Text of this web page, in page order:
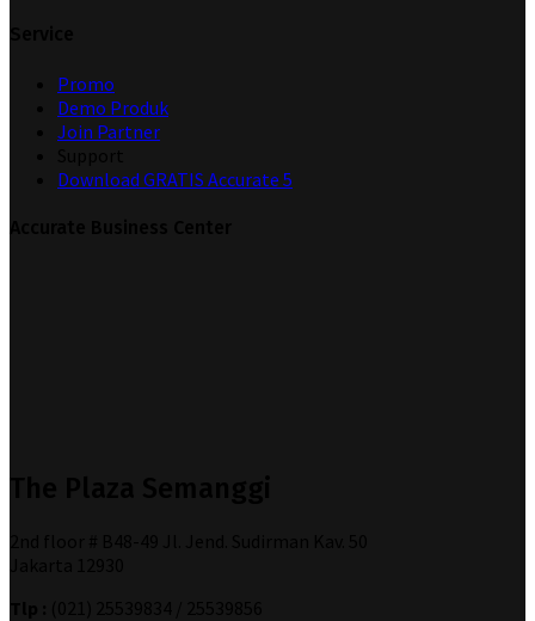
Promo
Demo Produk
Join Partner
Download GRATIS Accurate 5